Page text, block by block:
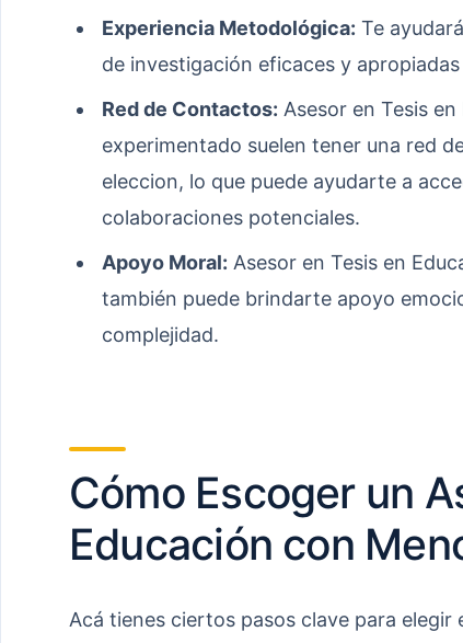
Experiencia Metodológica: Te
de investigación eficaces y
Red de Contactos: Asesor en Tesis
experimentado suelen tener una red
eleccion, lo que puede ayudarte a
colaboraciones potenciales.
Apoyo Moral: Asesor en Tesis en
también puede brindarte apoyo
complejidad.
Cómo Escoger un
Educación con
Acá tienes ciertos pasos clave para elegir